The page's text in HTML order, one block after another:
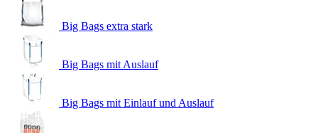
Big Bags extra stark
Big Bags mit Auslauf
Big Bags mit Einlauf und Auslauf